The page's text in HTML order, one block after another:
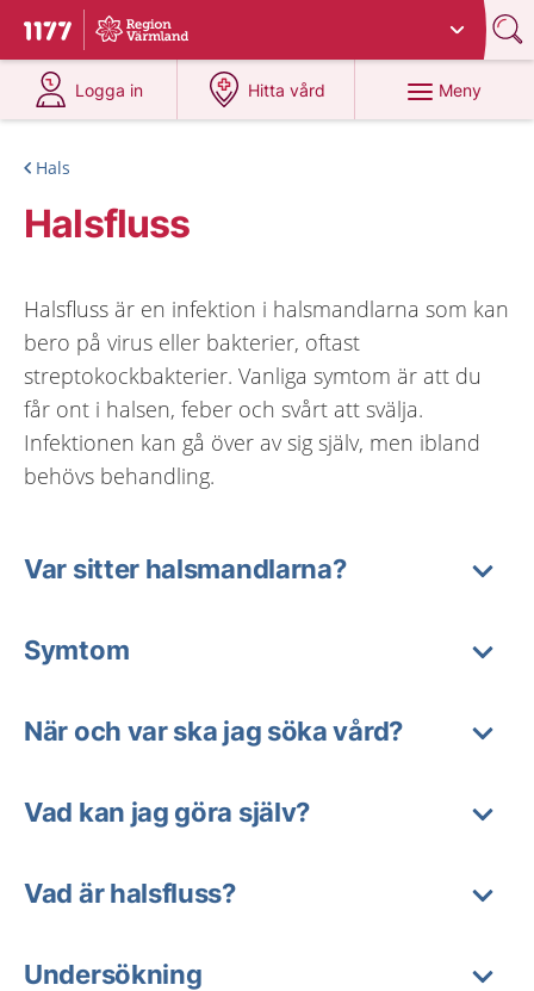
Till startsidan för 1177
Du har valt region
Logga in
på 1177.se
Hitta vård
på 1177.se
Meny
Hals
Halsfluss
Halsfluss är en infektion i halsmandlarna som kan
bero på virus eller bakterier, oftast
streptokockbakterier. Vanliga symtom är att du
får ont i halsen, feber och svårt att svälja.
Infektionen kan gå över av sig själv, men ibland
behövs behandling.
Var sitter halsmandlarna?
Symtom
När och var ska jag söka vård?
Vad kan jag göra själv?
Vad är halsfluss?
Undersökning